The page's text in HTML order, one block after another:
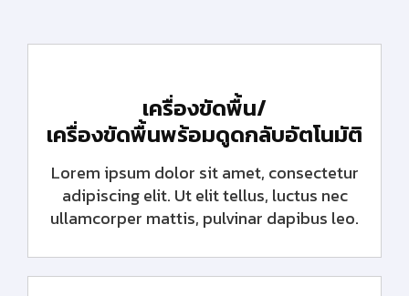
เครื่องขัดพื้น/
เครื่องขัดพื้นพร้อมดูดกลับอัตโนมัติ
Lorem ipsum dolor sit amet, consectetur
adipiscing elit. Ut elit tellus, luctus nec
ullamcorper mattis, pulvinar dapibus leo.